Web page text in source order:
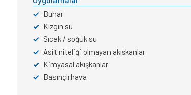
✓ Buhar
✓ Kızgın su
✓ Sıcak / soğuk su
✓ Asit niteliği olmayan akışkanlar
✓ Kimyasal akışkanlar
✓ Basınçlı hava